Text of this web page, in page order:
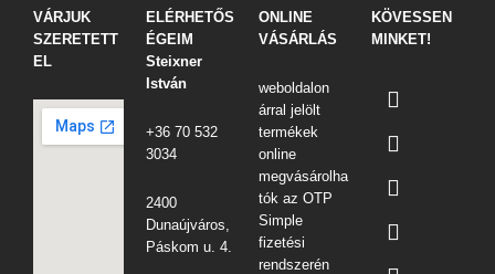
VÁRJUK
SZERETETT
EL
ELÉRHETŐS
ÉGEIM
Steixner
István
+36 70 532
3034
2400
Dunaújváros,
Páskom u. 4.
ONLINE
VÁSÁRLÁS
weboldalon
árral jelölt
termékek
online
megvásárolha
tók az OTP
Simple
fizetési
rendszerén
KÖVESSEN
MINKET!